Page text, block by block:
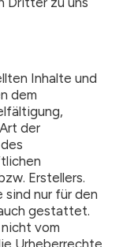
Inhalte und
dem
der
Erstellers.
nur für den
gestattet.
vom
Urheberrechte